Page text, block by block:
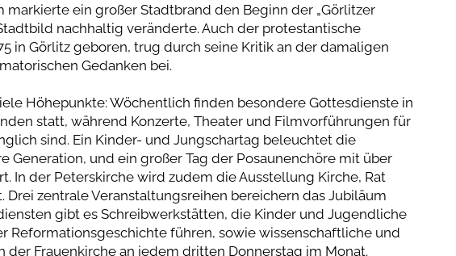
markierte ein großer Stadtbrand den Beginn der „Görlitzer
nachhaltig veränderte. Auch der protestantische
in Görlitz geboren, trug durch seine Kritik an der damaligen
Gedanken bei.
Höhepunkte: Wöchentlich finden besondere Gottesdienste in
statt, während Konzerte, Theater und Filmvorführungen für
sind. Ein Kinder- und Jungschartag beleuchtet die
Generation, und ein großer Tag der Posaunenchöre mit über
In der Peterskirche wird zudem die Ausstellung Kirche, Rat
Drei zentrale Veranstaltungsreihen bereichern das Jubiläum
gibt es Schreibwerkstätten, die Kinder und Jugendliche
Reformationsgeschichte führen, sowie wissenschaftliche und
der Frauenkirche an jedem dritten Donnerstag im Monat.